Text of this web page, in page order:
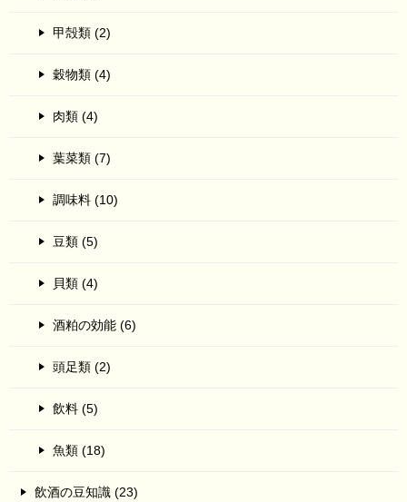
甲殻類 (2)
穀物類 (4)
肉類 (4)
葉菜類 (7)
調味料 (10)
豆類 (5)
貝類 (4)
酒粕の効能 (6)
頭足類 (2)
飲料 (5)
魚類 (18)
飲酒の豆知識 (23)